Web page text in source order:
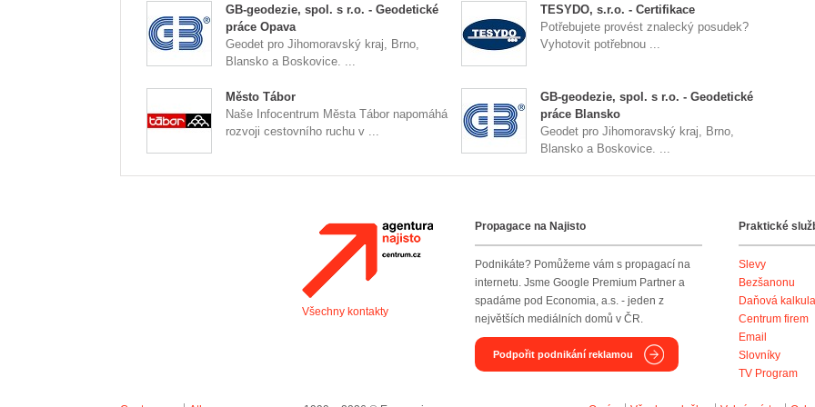
GB-geodezie, spol. s r.o. - Geodetické
práce Opava
Geodet pro Jihomoravský kraj, Brno,
Blansko a Boskovice. ...
TESYDO, s.r.o. - Certifikace
Potřebujete provést znalecký posudek?
Vyhotovit potřebnou ...
Město Tábor
Naše Infocentrum Města Tábor napomáhá
rozvoji cestovního ruchu v ...
GB-geodezie, spol. s r.o. - Geodetické
práce Blansko
Geodet pro Jihomoravský kraj, Brno,
Blansko a Boskovice. ...
Agentura Najisto
Všechny kontakty
Propagace na Najisto
Podnikáte? Pomůžeme vám s propagací na
internetu. Jsme Google Premium Partner a
spadáme pod Economia, a.s. - jeden z
největších mediálních domů v ČR.
Podpořit podnikání reklamou
Praktické
Slevy
Bezšanonu
Daňová
Centrum firem
Email
Slovníky
TV Program